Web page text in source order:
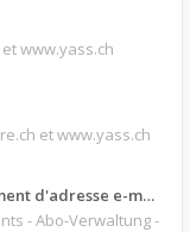
www.yass.ch
et www.yass.ch
d'adresse e-mail.
- Abo-Verwaltung -